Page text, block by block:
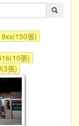
張)
張)
張)